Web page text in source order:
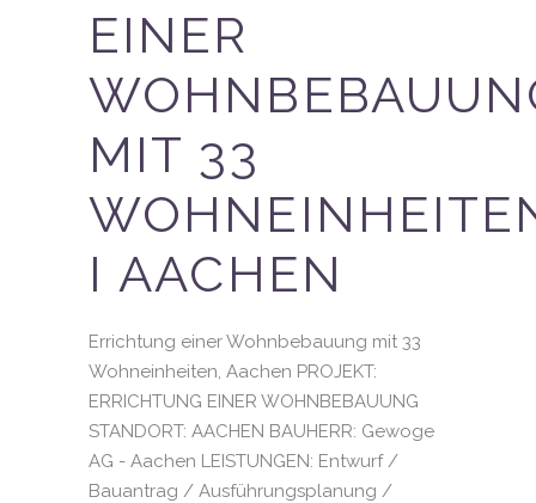
EINER
MIT 33
I AACHEN
Errichtung einer Wohnbebauung mit 33
Wohneinheiten, Aachen PROJEKT:
ERRICHTUNG EINER WOHNBEBAUUNG
STANDORT: AACHEN BAUHERR: Gewoge
AG - Aachen LEISTUNGEN: Entwurf /
Bauantrag / Ausführungsplanung /